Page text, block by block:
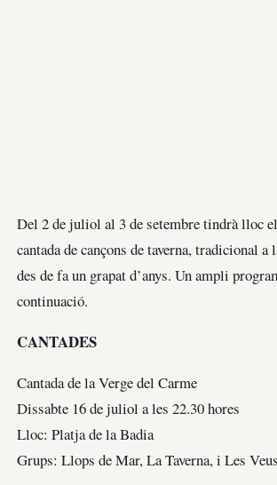
Del 2 de juliol al 3 de setembre tindrà lloc
cantada de cançons de taverna, tradicional
des de fa un grapat d’anys. Un ampli
continuació.
CANTADES
Cantada de la Verge del Carme
Dissabte 16 de juliol a les 22.30 hores
Lloc: Platja de la Badia
Grups: Llops de Mar, La Taverna, i Les